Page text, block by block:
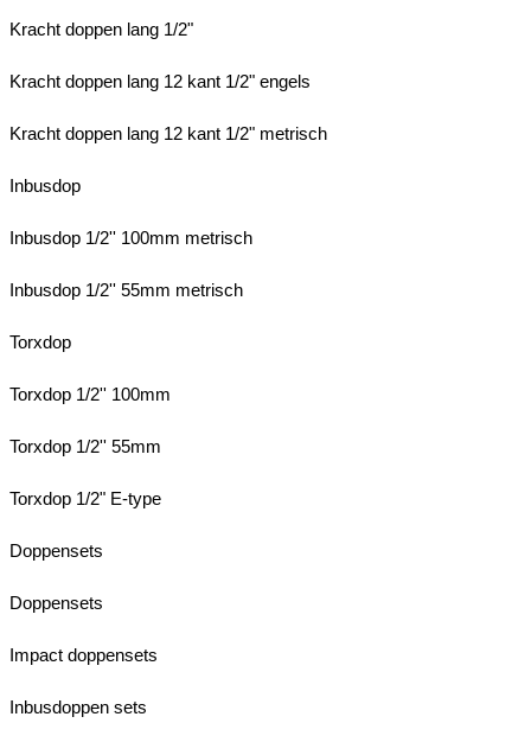
Kracht doppen lang 1/2"
Kracht doppen lang 12 kant 1/2" engels
Kracht doppen lang 12 kant 1/2" metrisch
Inbusdop
Inbusdop 1/2'' 100mm metrisch
Inbusdop 1/2'' 55mm metrisch
Torxdop
Torxdop 1/2'' 100mm
Torxdop 1/2'' 55mm
Torxdop 1/2" E-type
Doppensets
Doppensets
Impact doppensets
Inbusdoppen sets